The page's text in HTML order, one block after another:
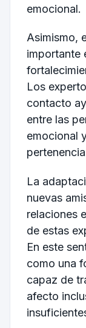
emocional.
Asimismo,
importante
Los
contacto
entre las
emocional
La
nuevas
relaciones
de estas
En este
como una
capaz de
afecto